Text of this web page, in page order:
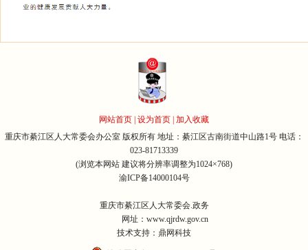
网站首页 设为首页 加入收藏
重庆市綦江区人大常委会办公室 版权所有 地址：綦江区古南街道中山路1号 电话：
023-81713339
(浏览本网站 建议将分辨率调整为1024×768)
渝ICP备14000104号
重庆市綦江区人大常委会.政务
网址：www.qjrdw.gov.cn
技术支持：鼎网科技